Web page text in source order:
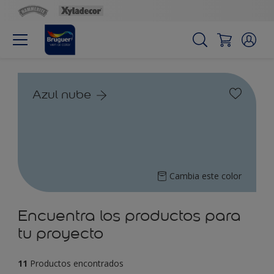
Azul nube
Cambia este color
Encuentra los productos para
tu proyecto
11 Productos encontrados